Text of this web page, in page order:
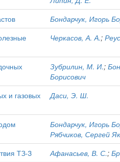
Бондарчук, Игорь
Черкасов, А. А.;
Зубрилин, М. И.;
Борисович
и газовых
Даси, Э. Ш.
Бондарчук, Игорь
Рябчиков, Сергей
ТЗ-3 Афанасьев, В. С.;